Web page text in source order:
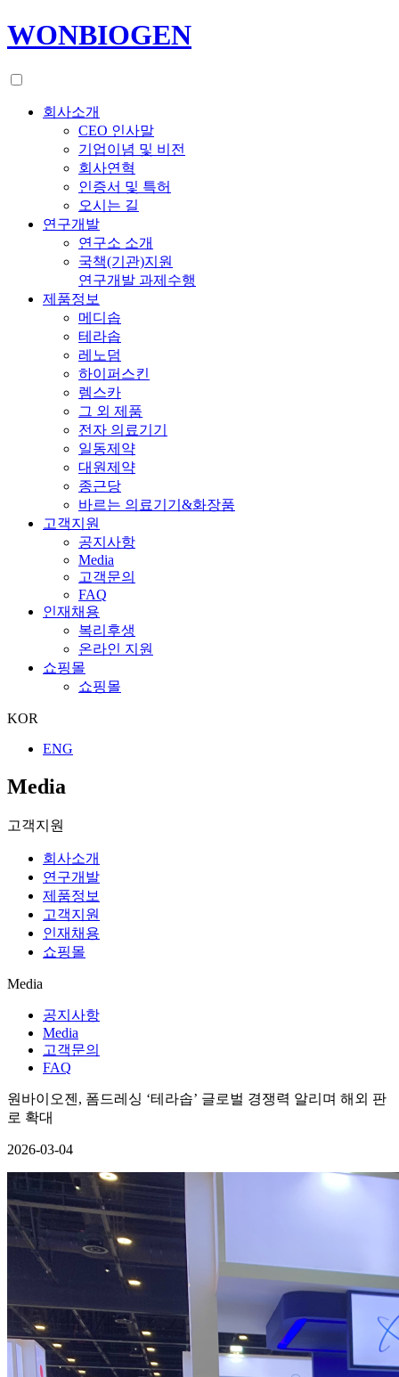
WONBIOGEN
회사소개
CEO 인사말
기업이념 및 비전
회사연혁
인증서 및 특허
오시는 길
연구개발
연구소 소개
국책(기관)지원
연구개발 과제수행
제품정보
메디솝
테라솝
레노덤
하이퍼스킨
렘스카
그 외 제품
전자 의료기기
일동제약
대원제약
종근당
바르는 의료기기&화장품
고객지원
공지사항
Media
고객문의
FAQ
인재채용
복리후생
온라인 지원
쇼핑몰
쇼핑몰
KOR
ENG
Media
고객지원
회사소개
연구개발
제품정보
고객지원
인재채용
쇼핑몰
Media
공지사항
Media
고객문의
FAQ
원바이오젠, 폼드레싱 ‘테라솝’ 글로벌 경쟁력 알리며 해외 판
로 확대
2026-03-04